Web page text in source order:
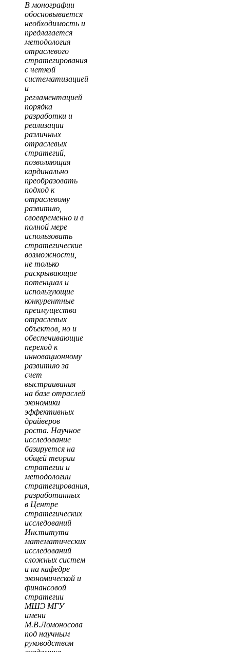
В монографии
обосновывается
необходимость и
предлагается
методология
отраслевого
стратегирования
с четкой
систематизацией
и
регламентацией
порядка
разработки и
реализации
различных
отраслевых
стратегий,
позволяющая
кардинально
преобразовать
подход к
отраслевому
развитию,
своевременно и в
полной мере
использовать
стратегические
возможности,
не только
раскрывающие
потенциал и
использующие
конкурентные
преимущества
отраслевых
объектов, но и
обеспечивающие
переход к
инновационному
развитию за
счет
выстраивания
на базе отраслей
экономики
эффективных
драйверов
роста. Научное
исследование
базируется на
общей теории
стратегии и
методологии
стратегирования,
разработанных
в Центре
стратегических
исследований
Института
математических
исследований
сложных систем
и на кафедре
экономической и
финансовой
стратегии
МШЭ МГУ
имени
М.В.Ломоносова
под научным
руководством